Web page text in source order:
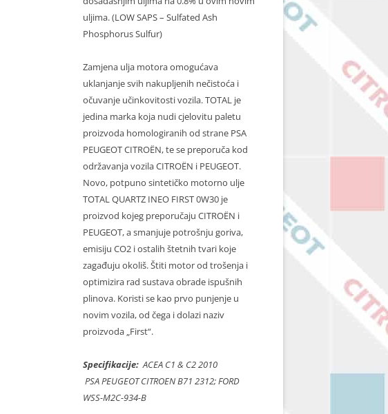
uljima. (LOW SAPS – Sulfated Ash
Phosphorus Sulfur)
Zamjena ulja motora omogućava
uklanjanje svih nakupljenih nečistoća i
očuvanje učinkovitosti vozila. TOTAL je
jedina marka koja nudi cjelovitu paletu
proizvoda homologiranih od strane PSA
PEUGEOT CITROËN, te se preporuča kod
održavanja vozila CITROËN i PEUGEOT.
Novo, potpuno sintetičko motorno ulje
TOTAL QUARTZ INEO FIRST 0W30 je
proizvod kojeg preporučaju CITROËN i
PEUGEOT, a smanjuje potrošnju goriva,
emisiju CO2 i ostalih štetnih tvari koje
zagađuju okoliš. Štiti motor od trošenja i
optimizira rad sustava obrade ispušnih
plinova. Koristi se kao prvo punjenje u
novim vozila, od čega i dolazi naziv
proizvoda „First“.
Specifikacije: ACEA C1 & C2 2010
PSA PEUGEOT CITROEN B71 2312; FORD
WSS-M2C-934-B